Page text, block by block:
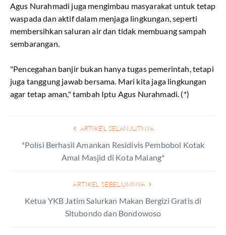
Agus Nurahmadi juga mengimbau masyarakat untuk tetap
waspada dan aktif dalam menjaga lingkungan, seperti
membersihkan saluran air dan tidak membuang sampah
sembarangan.
"Pencegahan banjir bukan hanya tugas pemerintah, tetapi
juga tanggung jawab bersama. Mari kita jaga lingkungan
agar tetap aman," tambah Iptu Agus Nurahmadi. (*)
ARTIKEL SELANJUTNYA
*Polisi Berhasil Amankan Residivis Pembobol Kotak
Amal Masjid di Kota Malang*
ARTIKEL SEBELUMNYA
Ketua YKB Jatim Salurkan Makan Bergizi Gratis di
Situbondo dan Bondowoso